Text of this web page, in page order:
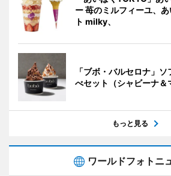
ー 苺のミルフィーユ、
ト milky、
「ブボ・バルセロナ」
べセット（シャビーナ＆
もっと見る
ワールドフォトニ